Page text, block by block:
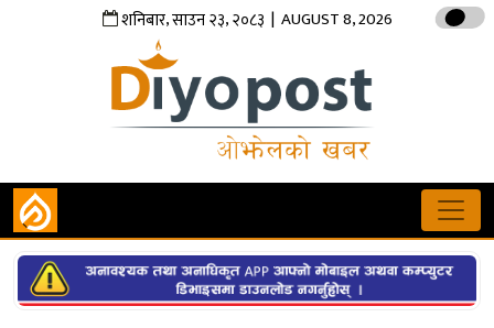
शनिबार,साउन२३,२०८३ | AUGUST 8, 2026